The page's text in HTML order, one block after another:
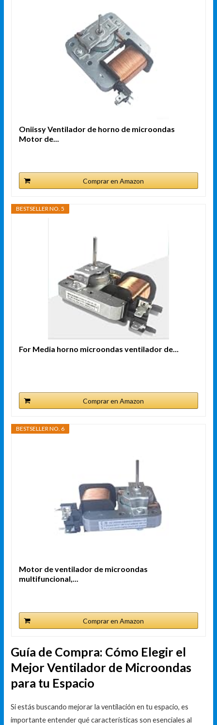
Oniissy Ventilador de horno de microondas
Motor de...
Comprar en Amazon
BESTSELLER NO. 5
For Media horno microondas ventilador de...
Comprar en Amazon
BESTSELLER NO. 6
Motor de ventilador de microondas
multifuncional,...
Comprar en Amazon
Guía de Compra: Cómo Elegir el
Mejor Ventilador de Microondas
para tu Espacio
Si estás buscando mejorar la ventilación en tu espacio, es
importante entender qué características son esenciales al